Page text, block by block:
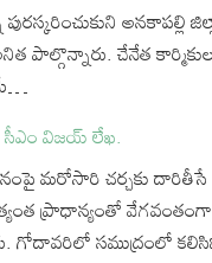
అనకాపల్లి
పాల్గొన్నారు. చేనేత
విజయ్‌ లేఖ.
మరోసారి చర్చకు
ప్రాధాన్యంతో
గోదావరిలో సముద్రంలో